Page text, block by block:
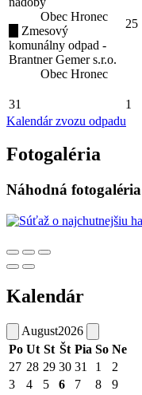
Obec Hronec
Zmesový
komunálny odpad -
Brantner Gemer s.r.o.
Obec Hronec
25
31 1
Kalendár zvozu odpadu
Fotogaléria
Náhodná fotogaléria
Kalendár
August2026
Po Ut St Št Pia So Ne
27 28 29 30 31 1
2
3
4 5 6 7 8
9